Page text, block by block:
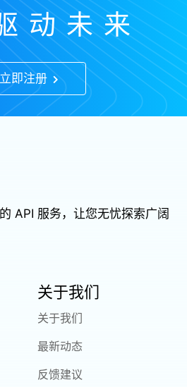
动未来
立即注册
API 服务，让您无忧探索广阔
关于我们
关于我们
最新动态
反馈建议